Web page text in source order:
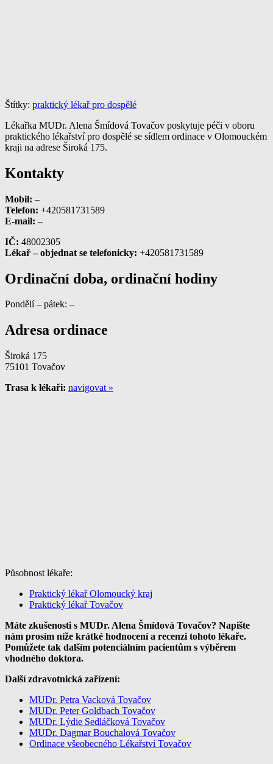
Štítky: praktický lékař pro dospělé
Lékařka MUDr. Alena Šmídová Tovačov poskytuje péči v oboru
praktického lékařství pro dospělé se sídlem ordinace v Olomouckém
kraji na adrese Široká 175.
Kontakty
Mobil: –
Telefon: +420581731589
E-mail: –
IČ: 48002305
Lékař – objednat se telefonicky: +420581731589
Ordinační doba, ordinační hodiny
Pondělí – pátek: –
Adresa ordinace
Široká 175
75101 Tovačov
Trasa k lékaři: navigovat »
Působnost lékaře:
Praktický lékař Olomoucký kraj
Praktický lékař Tovačov
Máte zkušenosti s MUDr. Alena Šmídová Tovačov? Napište
nám prosím níže krátké hodnocení a recenzi tohoto lékaře.
Pomůžete tak dalším potenciálním pacientům s výběrem
vhodného doktora.
Další zdravotnická zařízení:
MUDr. Petra Vacková Tovačov
MUDr. Peter Goldbach Tovačov
MUDr. Lýdie Sedláčková Tovačov
MUDr. Dagmar Bouchalová Tovačov
Ordinace všeobecného Lékařství Tovačov